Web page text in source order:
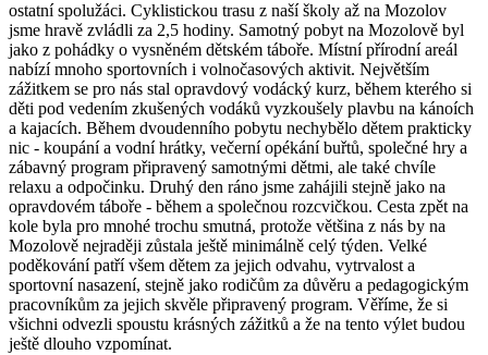
ostatní spolužáci. Cyklistickou trasu z naší školy až na Mozolov
jsme hravě zvládli za 2,5 hodiny. Samotný pobyt na Mozolově byl
jako z pohádky o vysněném dětském táboře. Místní přírodní areál
nabízí mnoho sportovních i volnočasových aktivit. Největším
zážitkem se pro nás stal opravdový vodácký kurz, během kterého si
děti pod vedením zkušených vodáků vyzkoušely plavbu na kánoích
a kajacích. Během dvoudenního pobytu nechybělo dětem prakticky
nic - koupání a vodní hrátky, večerní opékání buřtů, společné hry a
zábavný program připravený samotnými dětmi, ale také chvíle
relaxu a odpočinku. Druhý den ráno jsme zahájili stejně jako na
opravdovém táboře - během a společnou rozcvičkou. Cesta zpět na
kole byla pro mnohé trochu smutná, protože většina z nás by na
Mozolově nejraději zůstala ještě minimálně celý týden. Velké
poděkování patří všem dětem za jejich odvahu, vytrvalost a
sportovní nasazení, stejně jako rodičům za důvěru a pedagogickým
pracovníkům za jejich skvěle připravený program. Věříme, že si
všichni odvezli spoustu krásných zážitků a že na tento výlet budou
ještě dlouho vzpomínat.